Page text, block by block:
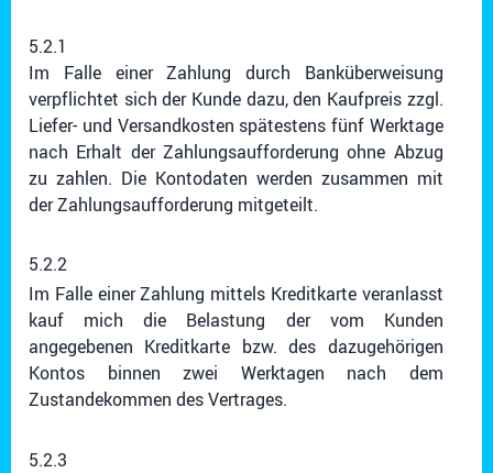
5.2.1
Im Falle einer Zahlung durch Banküberweisung
verpflichtet sich der Kunde dazu, den Kaufpreis zzgl.
Liefer- und Versandkosten spätestens fünf Werktage
nach Erhalt der Zahlungsaufforderung ohne Abzug
zu zahlen. Die Kontodaten werden zusammen mit
der Zahlungsaufforderung mitgeteilt.
5.2.2
Im Falle einer Zahlung mittels Kreditkarte veranlasst
kauf mich die Belastung der vom Kunden
angegebenen Kreditkarte bzw. des dazugehörigen
Kontos binnen zwei Werktagen nach dem
Zustandekommen des Vertrages.
5.2.3